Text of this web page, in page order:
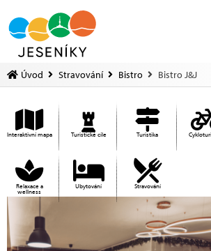
Úvod Stravování Bistro Bistro J&J
Interaktivní mapa Turistické cíle Turistika
Relaxace a
wellness
Ubytování Stravování